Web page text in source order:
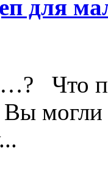
для
Что
могли